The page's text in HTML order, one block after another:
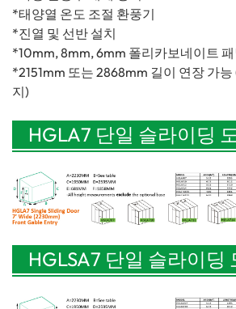
*태양열 온도 조절 환풍기
*진열 및 선반 설치
*10mm, 8mm, 6mm 폴리카보네이트
*2151mm 또는 2868mm 길이 연장 가
지)
HGLA7 단일 슬라이딩
트(2230mm), 전면 박공
HGLSA7 단일 슬라이딩